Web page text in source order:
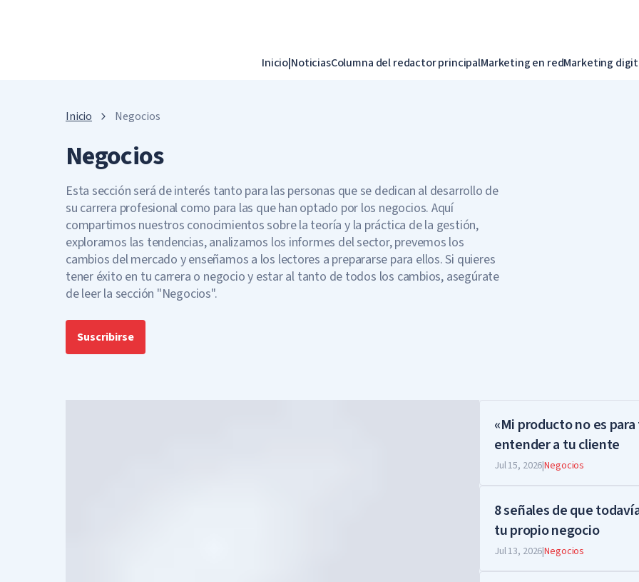
Inicio|NoticiasColumna del redactor principalMarketing en redMarketing
Inicio Negocios
Negocios
Esta sección será de interés tanto para las personas que se dedican al desarrollo de
su carrera profesional como para las que han optado por los negocios. Aquí
compartimos nuestros conocimientos sobre la teoría y la práctica de la gestión,
exploramos las tendencias, analizamos los informes del sector, prevemos los
cambios del mercado y enseñamos a los lectores a prepararse para ellos. Si quieres
tener éxito en tu carrera o negocio y estar al tanto de todos los cambios, asegúrate
de leer la sección "Negocios".
Suscribirse
«Mi producto no es
entender a tu cliente
Jul 15, 2026|Negocios
8 señales de que
tu propio negocio
Jul 13, 2026|Negocios